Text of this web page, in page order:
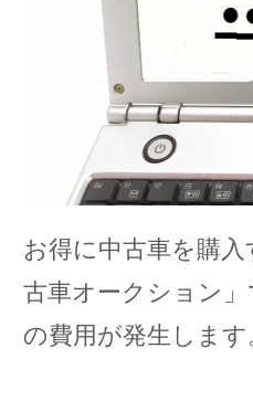
お得に中古車を購
古車オークション
の費用が発生します